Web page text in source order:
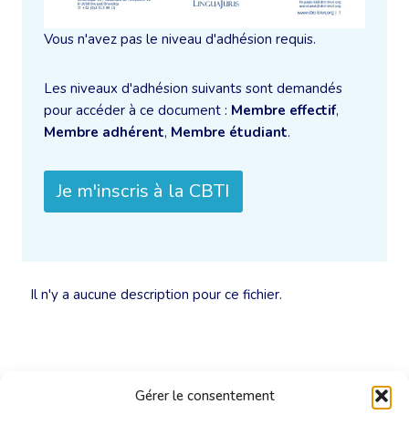
Gérer le consentement
Il n'y a aucune description pour ce fichier.
Vous n'avez pas le niveau d'adhésion requis.
Les niveaux d'adhésion suivants sont demandés
pour accéder à ce document : Membre effectif,
Membre adhérent, Membre étudiant.
Je m'inscris à la CBTI